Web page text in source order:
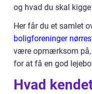
og hvad du skal kigge
Her får du et samlet
boligforeninger
være opmærksom på,
for at få en god
Hvad